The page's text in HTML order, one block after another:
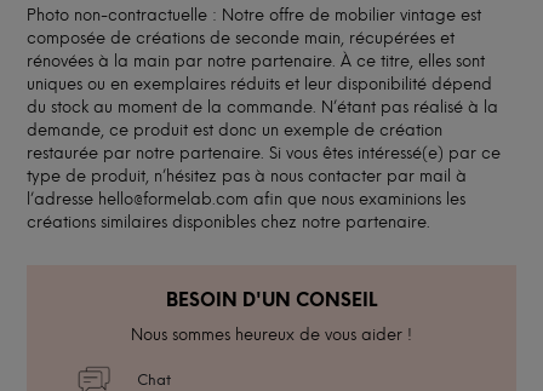
Photo non-contractuelle : Notre offre de mobilier vintage est
composée de créations de seconde main, récupérées et
rénovées à la main par notre partenaire. À ce titre, elles sont
uniques ou en exemplaires réduits et leur disponibilité dépend
du stock au moment de la commande. N’étant pas réalisé à la
demande, ce produit est donc un exemple de création
restaurée par notre partenaire. Si vous êtes intéressé(e) par ce
type de produit, n’hésitez pas à nous contacter par mail à
l’adresse hello@formelab.com afin que nous examinions les
créations similaires disponibles chez notre partenaire.
BESOIN D'UN CONSEIL
Nous sommes heureux de vous aider !
Chat